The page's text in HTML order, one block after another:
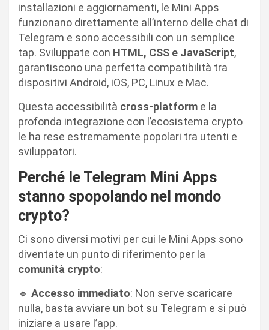
installazioni e aggiornamenti, le Mini Apps
funzionano direttamente all’interno delle chat di
Telegram e sono accessibili con un semplice
tap. Sviluppate con HTML, CSS e JavaScript,
garantiscono una perfetta compatibilità tra
dispositivi Android, iOS, PC, Linux e Mac.
Questa accessibilità cross-platform e la
profonda integrazione con l’ecosistema crypto
le ha rese estremamente popolari tra utenti e
sviluppatori.
Perché le Telegram Mini Apps
stanno spopolando nel mondo
crypto?
Ci sono diversi motivi per cui le Mini Apps sono
diventate un punto di riferimento per la
comunità crypto:
🔹 Accesso immediato: Non serve scaricare
nulla, basta avviare un bot su Telegram e si può
iniziare a usare l’app.